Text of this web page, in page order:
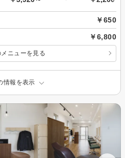
￥650
￥6,800
ニューを見る
情報を表示